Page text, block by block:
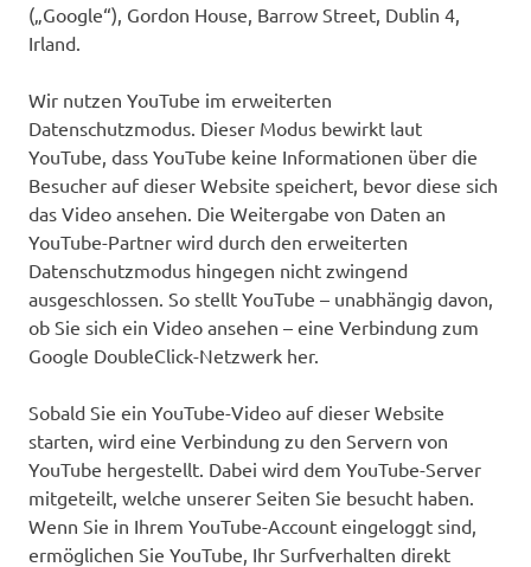
(„Google“), Gordon House, Barrow Street, Dublin 4,
Irland.
Wir nutzen YouTube im erweiterten
Datenschutzmodus. Dieser Modus bewirkt laut
YouTube, dass YouTube keine Informationen über die
Besucher auf dieser Website speichert, bevor diese sich
das Video ansehen. Die Weitergabe von Daten an
YouTube-Partner wird durch den erweiterten
Datenschutzmodus hingegen nicht zwingend
ausgeschlossen. So stellt YouTube – unabhängig davon,
ob Sie sich ein Video ansehen – eine Verbindung zum
Google DoubleClick-Netzwerk her.
Sobald Sie ein YouTube-Video auf dieser Website
starten, wird eine Verbindung zu den Servern von
YouTube hergestellt. Dabei wird dem YouTube-Server
mitgeteilt, welche unserer Seiten Sie besucht haben.
Wenn Sie in Ihrem YouTube-Account eingeloggt sind,
ermöglichen Sie YouTube, Ihr Surfverhalten direkt